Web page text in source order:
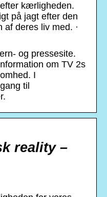
kærligheden.
på jagt efter den
af deres liv med. ·
og pressesite.
om TV 2s
I
til
reality –